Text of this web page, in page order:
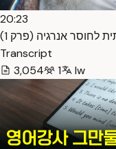
20:23
למה אנחנו עייפים? הסיבה האמיתית לחוסר אנרגיה (פרק 1) —
Transcript
3,054
1 Iw